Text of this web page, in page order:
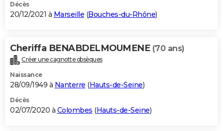
Décès
20/12/2021 à Marseille (Bouches-du-Rhône)
Cheriffa BENABDELMOUMENE (70 ans)
Créer une cagnotte obsèques
Naissance
28/09/1949 à Nanterre (Hauts-de-Seine)
Décès
02/07/2020 à Colombes (Hauts-de-Seine)